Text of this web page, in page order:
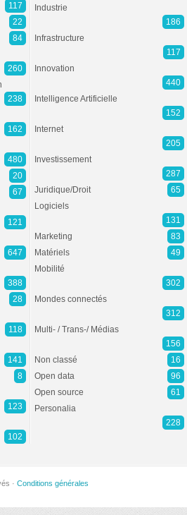
117
22
84
260
238
162
480
20
67
121
647
388
28
118
141
8
123
102
Industrie
186
Infrastructure
117
Innovation
440
Intelligence Artificielle
152
Internet
205
Investissement
287
Juridique/Droit
65
Logiciels
131
Marketing
83
Matériels
49
Mobilité
302
Mondes connectés
312
Multi- / Trans-/ Médias
156
Non classé
16
Open data
96
Open source
61
Personalia
228
· Conditions générales